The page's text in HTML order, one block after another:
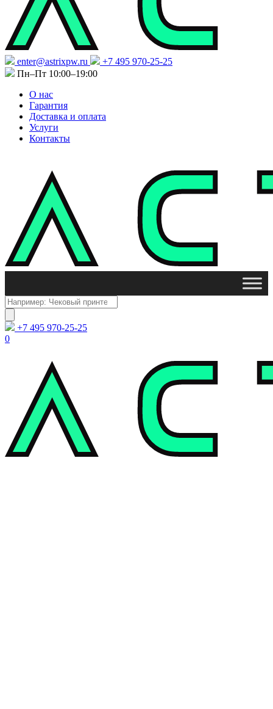
enter@astrixpw.ru
+7 495 970-25-25
Пн–Пт 10:00–19:00
О нас
Гарантия
Доставка и оплата
Услуги
Контакты
Поиск
товаров
+7 495 970-25-25
0